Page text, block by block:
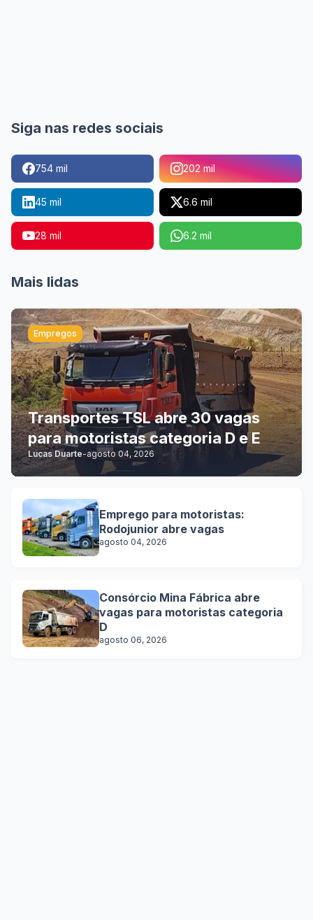
Siga nas redes sociais
754 mil 202 mil
45 mil 6.6 mil
28 mil 6.2 mil
Mais lidas
Empregos
Transportes TSL abre 30 vagas
para motoristas categoria D e E
Lucas Duarte-agosto 04, 2026
Emprego para motoristas:
Rodojunior abre vagas
agosto 04, 2026
Consórcio Mina Fábrica abre
vagas para motoristas categoria
D
agosto 06, 2026